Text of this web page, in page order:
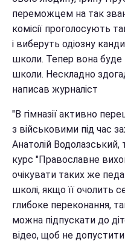
переможцем на так
комісії проголосують
і виберуть одіозну
школи. Тепер вона буде
школи. Нескладно
написав журналіст
"В гімназії активно
з військовими під час
Анатолій
курс "Православне
очікувати таких же
школі, якщо її очолить
глибоке переконання,
можна підпускати до
відео, щоб не